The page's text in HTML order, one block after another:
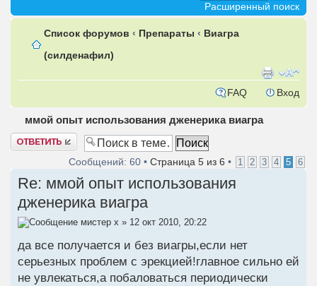
Расширенный поиск
Список форумов ‹ Препараты ‹ Виагра
(силденафил)
FAQ Вход
ммой опыт использования дженерика виагра
Ответить
Сообщений: 60 • Страница 5 из 6 • 1 2 3 4 5 6
Re: ммой опыт использования
дженерика виагра
мистер х » 12 окт 2010, 20:22
да все получается и без виагры,если нет
серьезных проблем с эрекцией!главное сильно ей
не увлекаться,а побаловаться периодически